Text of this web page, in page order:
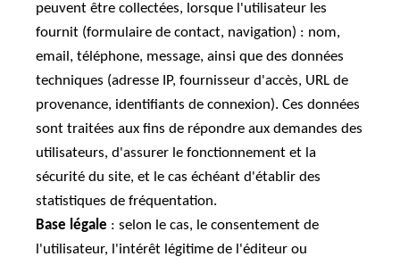
peuvent être collectées, lorsque l'utilisateur les
fournit (formulaire de contact, navigation) : nom,
email, téléphone, message, ainsi que des données
techniques (adresse IP, fournisseur d'accès, URL de
provenance, identifiants de connexion). Ces données
sont traitées aux fins de répondre aux demandes des
utilisateurs, d'assurer le fonctionnement et la
sécurité du site, et le cas échéant d'établir des
statistiques de fréquentation.
Base légale : selon le cas, le consentement de
l'utilisateur, l'intérêt légitime de l'éditeur ou